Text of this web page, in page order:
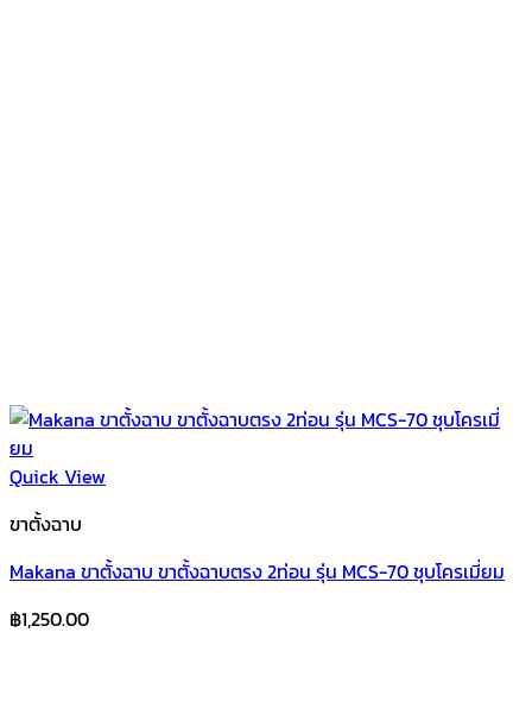
Quick View
ขาตั้งฉาบ
Makana ขาตั้งฉาบ ขาตั้งฉาบตรง 2ท่อน รุ่น MCS-70 ชุบโครเมี่ยม
฿1,250.00